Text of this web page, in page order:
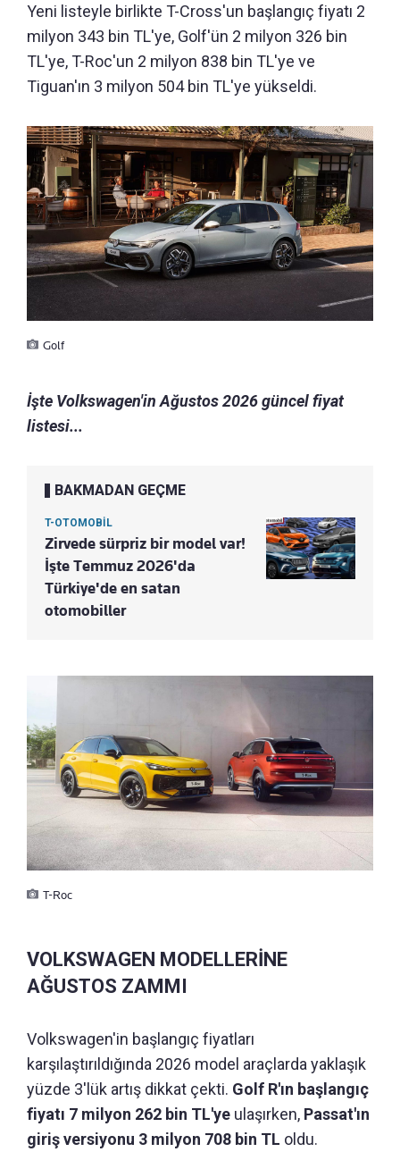
Yeni listeyle birlikte T-Cross'un başlangıç fiyatı 2
milyon 343 bin TL'ye, Golf'ün 2 milyon 326 bin
TL'ye, T-Roc'un 2 milyon 838 bin TL'ye ve
Tiguan'ın 3 milyon 504 bin TL'ye yükseldi.
Golf
İşte Volkswagen'in Ağustos 2026 güncel fiyat
listesi...
BAKMADAN GEÇME
T-OTOMOBİL
Zirvede sürpriz bir model var!
İşte Temmuz 2026'da
Türkiye'de en satan
otomobiller
T-Roc
VOLKSWAGEN MODELLERİNE
AĞUSTOS ZAMMI
Volkswagen'in başlangıç fiyatları
karşılaştırıldığında 2026 model araçlarda yaklaşık
yüzde 3'lük artış dikkat çekti. Golf R'ın başlangıç
fiyatı 7 milyon 262 bin TL'ye ulaşırken, Passat'ın
giriş versiyonu 3 milyon 708 bin TL oldu.